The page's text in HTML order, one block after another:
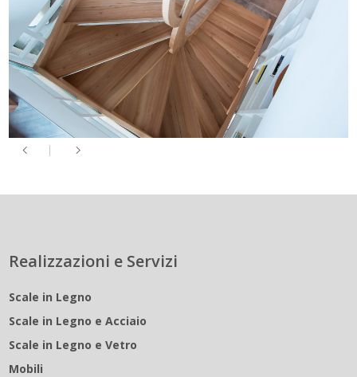
Realizzazioni e Servizi
Scale in Legno
Scale in Legno e Acciaio
Scale in Legno e Vetro
Mobili